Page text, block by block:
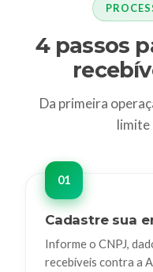
4 passos
Da primeira
limite
Cadastre sua
Informe o CNPJ,
recebíveis contra a